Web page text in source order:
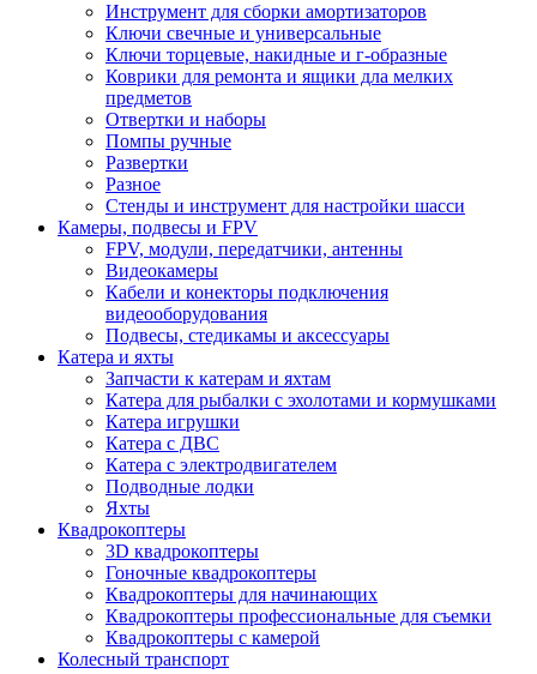
Инструмент для сборки амортизаторов
Ключи свечные и универсальные
Ключи торцевые, накидные и г-образные
Коврики для ремонта и ящики дла мелких
предметов
Отвертки и наборы
Помпы ручные
Развертки
Разное
Стенды и инструмент для настройки шасси
Камеры, подвесы и FPV
FPV, модули, передатчики, антенны
Видеокамеры
Кабели и конекторы подключения
видеооборудования
Подвесы, стедикамы и аксессуары
Катера и яхты
Запчасти к катерам и яхтам
Катера для рыбалки с эхолотами и кормушками
Катера игрушки
Катера с ДВС
Катера с электродвигателем
Подводные лодки
Яхты
Квадрокоптеры
3D квадрокоптеры
Гоночные квадрокоптеры
Квадрокоптеры для начинающих
Квадрокоптеры профессиональные для съемки
Квадрокоптеры с камерой
Колесный транспорт